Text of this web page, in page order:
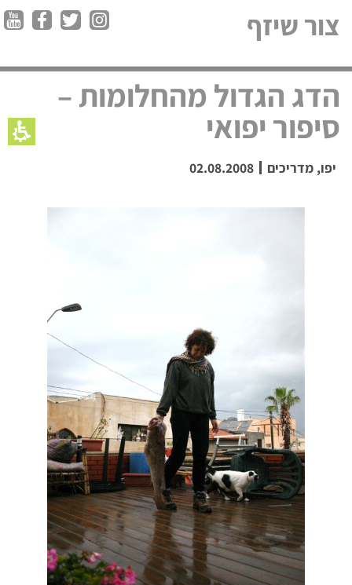
צור שיזף
הדג הגדול מהחלומות –
סיפור יפואי
יפו, מדריכים 02.08.2008